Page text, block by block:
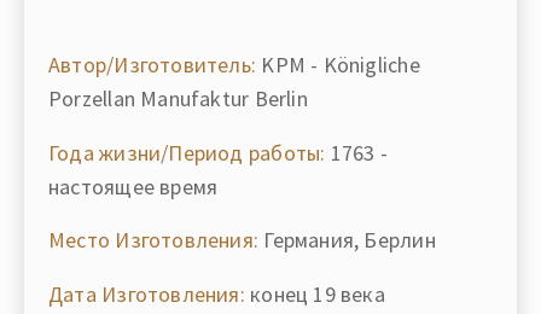
Автор/Изготовитель: KPM - Königliche
Porzellan Manufaktur Berlin
Года жизни/Период работы: 1763 -
настоящее время
Место Изготовления: Германия, Берлин
Дата Изготовления: конец 19 века